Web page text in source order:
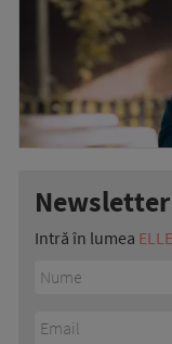
Intră în lumea ELLE